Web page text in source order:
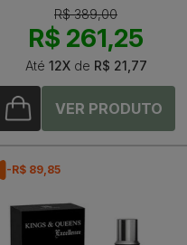
R$ 389,00
R$ 261,25
Até 12Xde R$ 21,77
-R$ 89,85